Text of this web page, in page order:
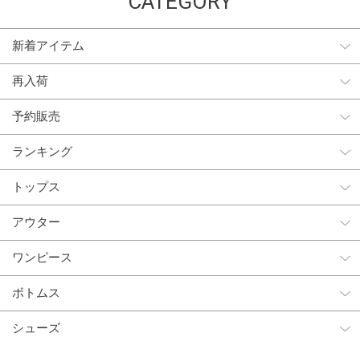
新着アイテム
再入荷
予約販売
ランキング
トップス
アウター
ワンピース
ボトムス
シューズ